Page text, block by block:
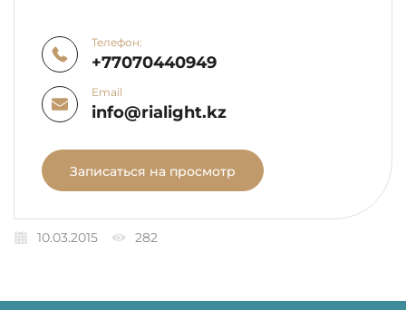
Телефон:
+77070440949
Email
info@rialight.kz
Записаться на просмотр
10.03.2015 282